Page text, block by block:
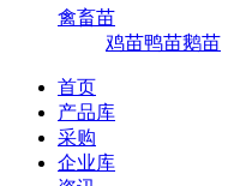
禽畜苗
鸡苗鸭苗鹅苗
首页
产品库
采购
企业库